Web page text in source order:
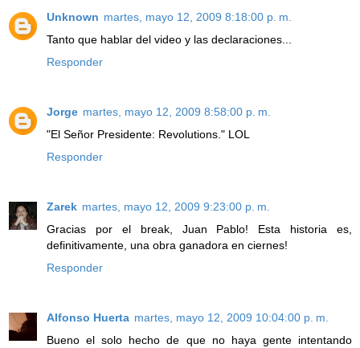
Unknown martes, mayo 12, 2009 8:18:00 p. m.
Tanto que hablar del video y las declaraciones...
Responder
Jorge martes, mayo 12, 2009 8:58:00 p. m.
"El Señor Presidente: Revolutions." LOL
Responder
Zarek martes, mayo 12, 2009 9:23:00 p. m.
Gracias por el break, Juan Pablo! Esta historia es,
definitivamente, una obra ganadora en ciernes!
Responder
Alfonso Huerta martes, mayo 12, 2009 10:04:00 p. m.
Bueno el solo hecho de que no haya gente intentando